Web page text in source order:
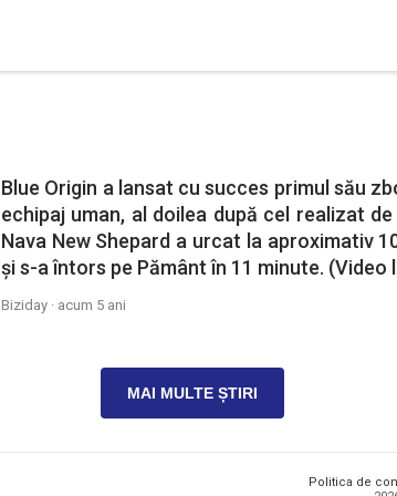
Blue Origin a lansat cu succes primul său
echipaj uman, al doilea după cel realizat
Nava New Shepard a urcat la aproximativ
și s-a întors pe Pământ în 11 minute. (Video
Biziday · acum 5 ani
MAI MULTE ȘTIRI
Politica de